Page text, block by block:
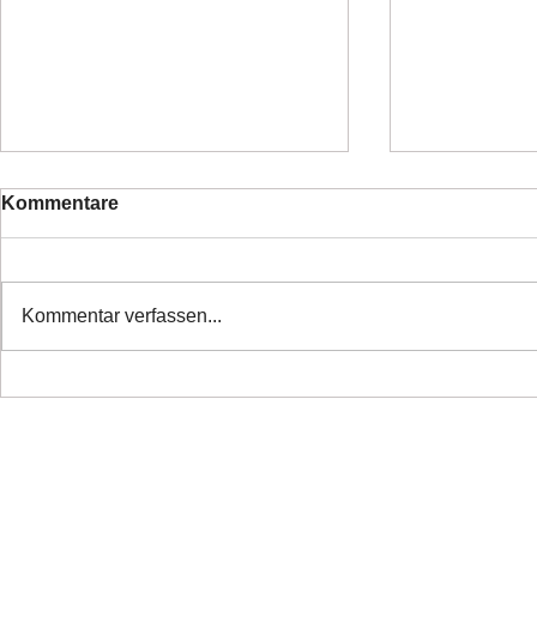
Kommentare
Kommentar verfassen...